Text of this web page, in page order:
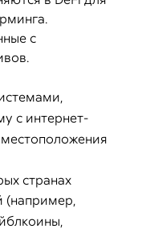
с
с интернет-
странах
(например,